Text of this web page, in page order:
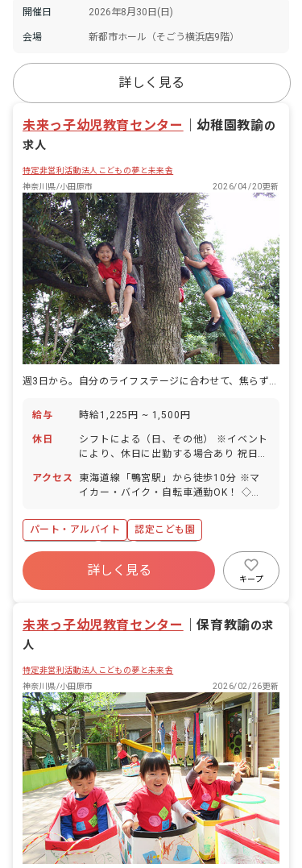
開催日 2026年8月30日(日)
会場 新都市ホール（そごう横浜店9階）
詳しく見る
未来っ子幼児教育センター ｜幼稚園教諭の
求人
特定非営利活動法人こどもの夢と未来舎
神奈川県/小田原市
2026/04/20更新
週3日から。自分のライフステージに合わせて、焦らず働き続けられる。
給与 時給1,225円 ~ 1,500円
休日
シフトによる（日、その他） ※イベント
により、休日に出勤する場合あり 祝日
95％！ 産休育休制度（3名の取得実績あ
り） ■産休育休制度の取得率、復帰率と
フステージの変化に合わせて長く安心し
て活躍できる職場です。
アクセス
東海道線「鴨宮駅」から徒歩10分 ※マ
イカー・バイク・自転車通勤OK！ ◇住
10分以内！園の目の前には図書館もあり
ます。
パート・アルバイト
認定こども園
社会保険完備
有給
残業少なめ
昇給昇進あり
産休育休制度
車通勤可
詳しく見る
キープ
未来っ子幼児教育センター ｜保育教諭の求
人
特定非営利活動法人こどもの夢と未来舎
神奈川県/小田原市
2026/02/26更新